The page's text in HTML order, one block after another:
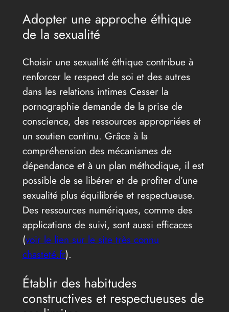
Adopter une approche éthique
de la sexualité
Choisir une sexualité éthique contribue à
renforcer le respect de soi et des autres
dans les relations intimes Cesser la
pornographie demande de la prise de
conscience, des ressources appropriées et
un soutien continu. Grâce à la
compréhension des mécanismes de
dépendance et à un plan méthodique, il est
possible de se libérer et de profiter d’une
sexualité plus équilibrée et respectueuse.
Des ressources numériques, comme des
applications de suivi, sont aussi efficaces
(voir le lien sur le site très connu
chasteté.fr).
Établir des habitudes
constructives et respectueuses de